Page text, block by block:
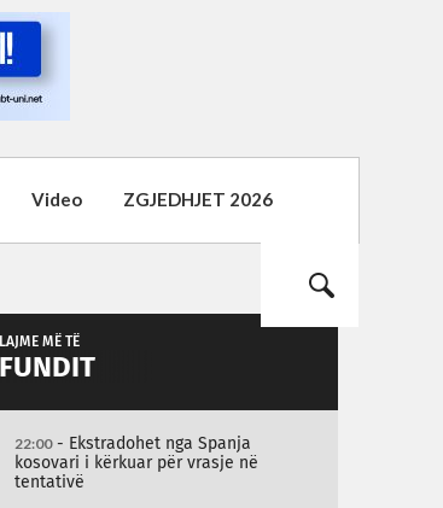
Video ZGJEDHJET 2026
LAJME MË TË
FUNDIT
22:00- Ekstradohet nga Spanja
kosovari i kërkuar për vrasje në
tentativë